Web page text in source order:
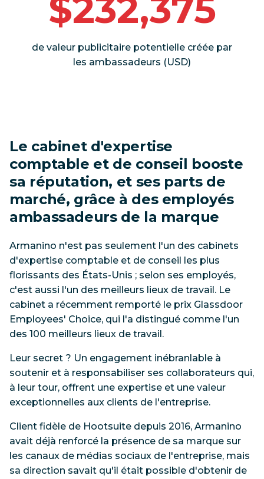
$232,375
de valeur publicitaire potentielle créée par
les ambassadeurs (USD)
Le cabinet d'expertise
comptable et de conseil booste
sa réputation, et ses parts de
marché, grâce à des employés
ambassadeurs de la marque
Armanino n'est pas seulement l'un des cabinets
d'expertise comptable et de conseil les plus
florissants des États-Unis ; selon ses employés,
c'est aussi l'un des meilleurs lieux de travail. Le
cabinet a récemment remporté le prix Glassdoor
Employees' Choice, qui l'a distingué comme l'un
des 100 meilleurs lieux de travail.
Leur secret ? Un engagement inébranlable à
soutenir et à responsabiliser ses collaborateurs qui,
à leur tour, offrent une expertise et une valeur
exceptionnelles aux clients de l'entreprise.
Client fidèle de Hootsuite depuis 2016, Armanino
avait déjà renforcé la présence de sa marque sur
les canaux de médias sociaux de l'entreprise, mais
sa direction savait qu'il était possible d'obtenir de